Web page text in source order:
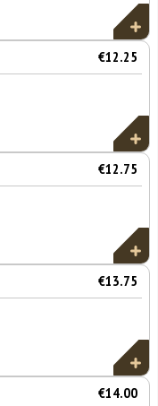
€12.25
€12.75
€13.75
€14.00